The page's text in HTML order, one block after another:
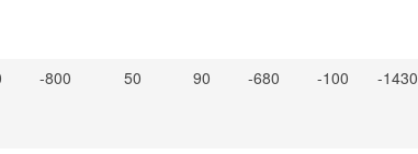
-800 50 90 -680 -100 -1430